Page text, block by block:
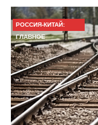
РОССИЯ-КИТАЙ:
ГЛАВНОЕ